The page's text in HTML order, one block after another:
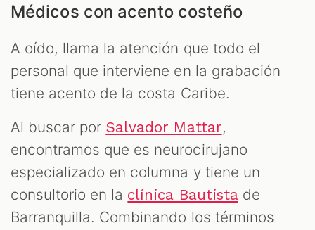
Médicos con acento costeño
A oído, llama la atención que todo el
personal que interviene en la grabación
tiene acento de la costa Caribe.
Al buscar por Salvador Mattar,
encontramos que es neurocirujano
especializado en columna y tiene un
consultorio en la clínica Bautistade
Barranquilla. Combinando los términos